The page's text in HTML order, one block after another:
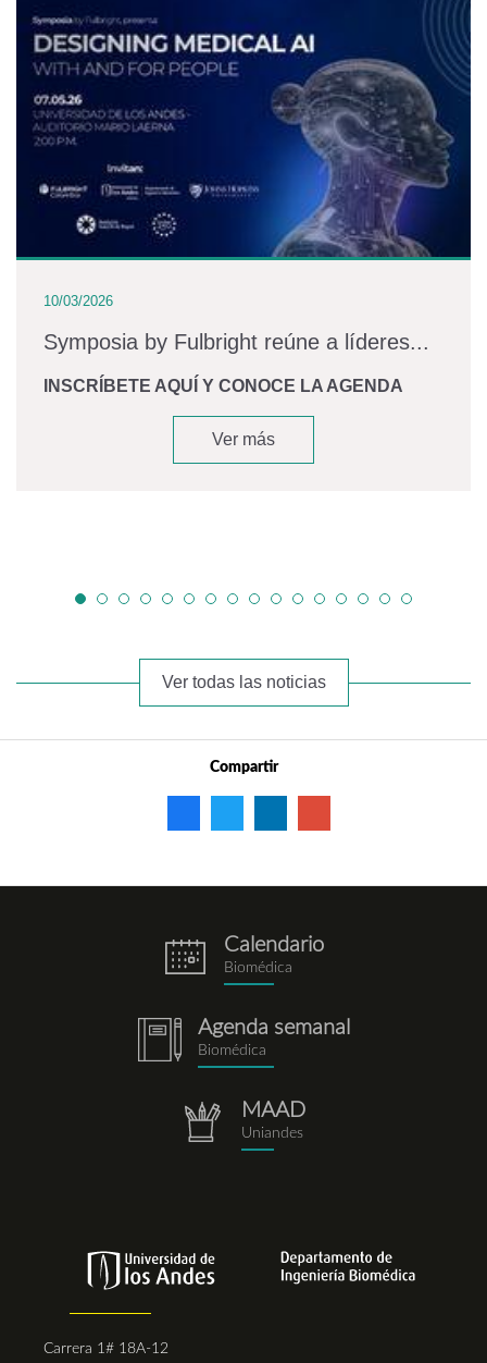
10/03/2026
Symposia by Fulbright reúne a líderes...
INSCRÍBETE AQUÍ Y CONOCE LA AGENDA
Ver más
Ver todas las noticias
Compartir
eventos.png
Calendario
Biomédica
notebook.png
Agenda semanal
Biomédica
repositorio.png
MAAD
Uniandes
Carrera 1# 18A-12